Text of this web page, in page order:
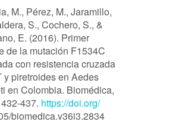
M., Pérez, M., Jaramillo,
S., Cochero, S., &
E. (2016). Primer
de la mutación F1534C
con resistencia cruzada
y piretroides en Aedes
en Colombia. Biomédica,
437. https://doi.org/
biomedica.v36i3.2834